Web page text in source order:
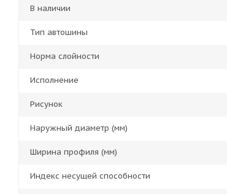
В наличии
Тип автошины
Норма слойности
Исполнение
Рисунок
Наружный диаметр (мм)
Ширина профиля (мм)
Индекс несущей способности